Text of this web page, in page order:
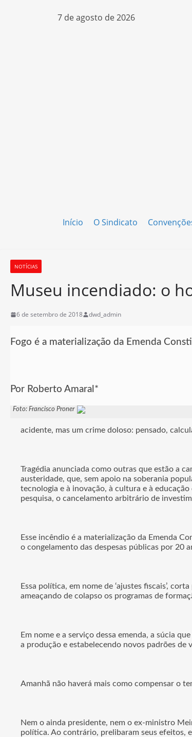
7 de agosto de 2026
Início O Sindicato
NOTÍCIAS
Museu incendiado: o
6 de setembro de 2018 dwd_admin
Fogo é a materialização da Emenda
Por Roberto Amaral*
Foto: Francisco Proner
acidente, mas um crime doloso: pensado,
Tragédia anunciada como outras que estão a
austeridade, que, sem apoio na soberania
tecnologia e à inovação, à cultura e à
pesquisa, o cancelamento arbitrário de
Esse incêndio é a materialização da Emenda
o congelamento das despesas públicas por 20
Essa política, em nome de ‘ajustes fiscais’,
ameaçando de colapso os programas de
Em nome e a serviço dessa emenda, a súcia
a produção e estabelecendo novos padrões
Amanhã não haverá mais como compensar o
Nem o ainda presidente, nem o ex-ministro
política. Ao contrário, prelibaram seus efeitos,